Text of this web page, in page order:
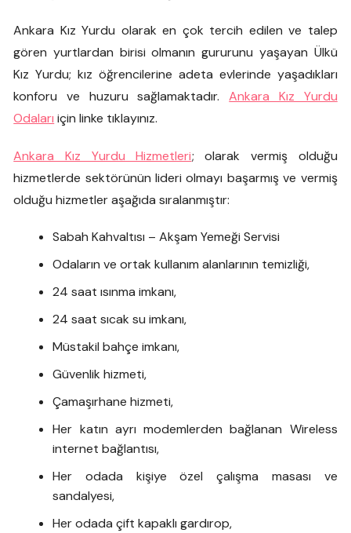
Ankara Kız Yurdu olarak en çok tercih edilen ve talep
gören yurtlardan birisi olmanın gururunu yaşayan Ülkü
Kız Yurdu; kız öğrencilerine adeta evlerinde yaşadıkları
konforu ve huzuru sağlamaktadır.Ankara Kız Yurdu
Odaları için linke tıklayınız.
Ankara Kız Yurdu Hizmetleri; olarak vermiş olduğu
hizmetlerde sektörünün lideri olmayı başarmış ve vermiş
olduğu hizmetler aşağıda sıralanmıştır:
Sabah Kahvaltısı – Akşam Yemeği Servisi
Odaların ve ortak kullanım alanlarının temizliği,
24 saat ısınma imkanı,
24 saat sıcak su imkanı,
Müstakil bahçe imkanı,
Güvenlik hizmeti,
Çamaşırhane hizmeti,
Her katın ayrı modemlerden bağlanan Wireless
internet bağlantısı,
Her odada kişiye özel çalışma masası ve
sandalyesi,
Her odada çift kapaklı gardırop,